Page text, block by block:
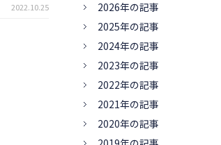
2022.10.25
2026年の記事
2025年の記事
2024年の記事
2023年の記事
2022年の記事
2021年の記事
2020年の記事